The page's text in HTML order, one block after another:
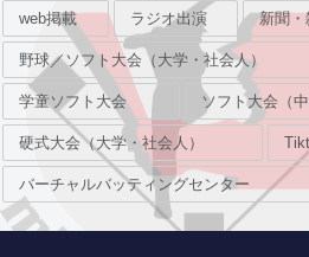
web掲載 ラジオ出演 新聞・
野球／ソフト大会（大学・社会人）
学童ソフト大会 ソフト大会（
硬式大会（大学・社会人）
バーチャルバッティングセンター